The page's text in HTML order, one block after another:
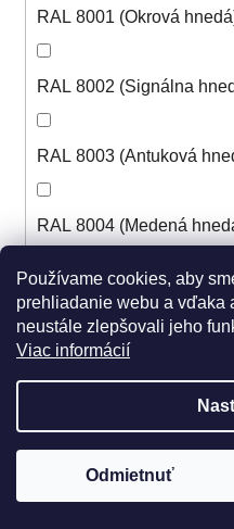
Používame cookies, aby
prehliadanie webu a vďaka
neustále zlepšovali jeho
Viac informácií
Odmietnuť
RAL 8001 (Okrová
RAL 8002 (Signálna
RAL 8003 (Antuková
RAL 8004 (Medená
RAL 8007 (Žltohnedá
RAL 8008 (Olivová hnedá)
RAL 8011 (Oriešková
RAL 8012